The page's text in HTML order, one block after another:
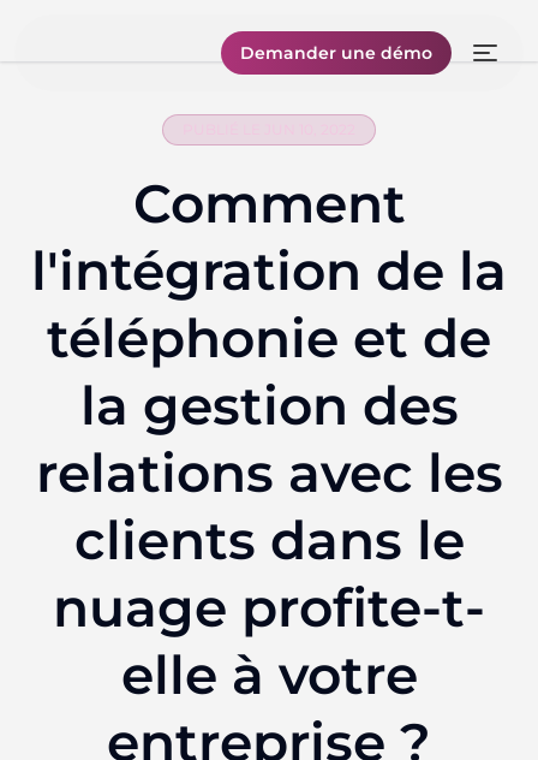
Demander une démo
Comment
l'intégration de la
téléphonie et de
la gestion des
relations avec les
clients dans le
nuage profite-t-
elle à votre
entreprise ?